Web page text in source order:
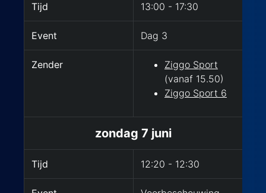
Tijd 13:00 - 17:30
Event Dag 3
Zender
Ziggo Sport
(vanaf 15.50)
Ziggo Sport 6
zondag 7 juni
Tijd 12:20 - 12:30